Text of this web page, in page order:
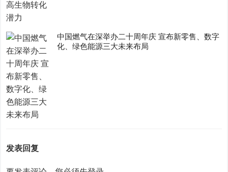
中国燃气在深举办二十周年庆 宣布新零售、数字
化、绿色能源三大未来布局
发表回复